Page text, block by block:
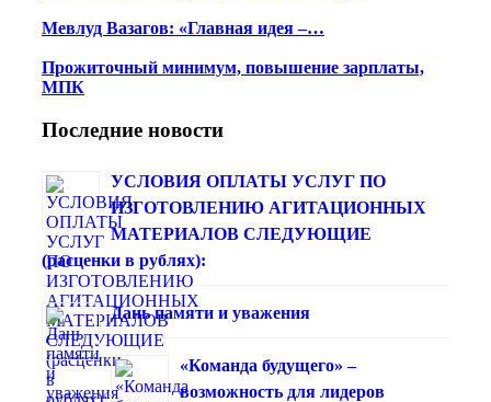
Мевлуд Вазагов: «Главная идея –…
Прожиточный минимум, повышение зарплаты,
МПК
Последние новости
УСЛОВИЯ ОПЛАТЫ УСЛУГ ПО
ИЗГОТОВЛЕНИЮ АГИТАЦИОННЫХ
МАТЕРИАЛОВ СЛЕДУЮЩИЕ
(расценки в рублях):
Дань памяти и уважения
«Команда будущего» –
возможность для лидеров